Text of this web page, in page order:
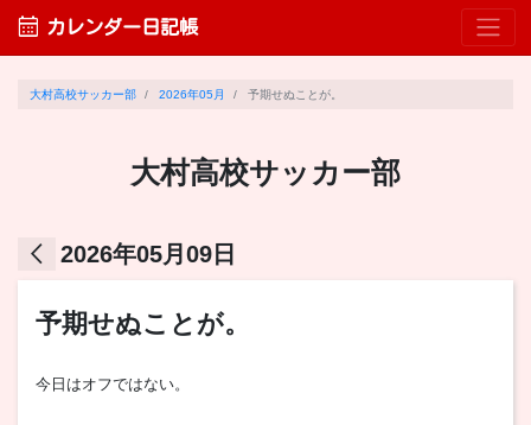
calendar_month カレンダー日記帳
大村高校サッカー部 2026年05月 予期せぬことが。
大村高校サッカー部
arrow_back_ios 2026年05月09日
予期せぬことが。
今日はオフではない。